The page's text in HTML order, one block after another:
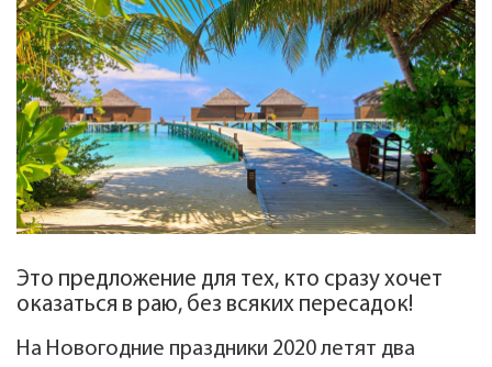
Это предложение для тех, кто сразу хочет
оказаться в раю, без всяких пересадок!
На Новогодние праздники 2020 летят два